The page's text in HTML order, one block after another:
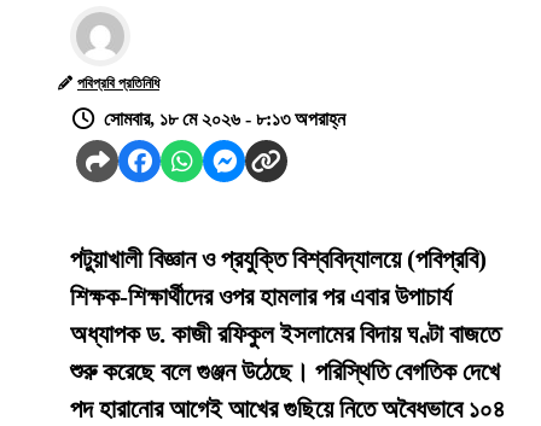
পবিপ্রবি প্রতিনিধি
সোমবার, ১৮ মে ২০২৬ - ৮:১৩ অপরাহ্ন
পটুয়াখালী বিজ্ঞান ও প্রযুক্তি বিশ্ববিদ্যালয়ে (পবিপ্রবি)
শিক্ষক-শিক্ষার্থীদের ওপর হামলার পর এবার উপাচার্য
অধ্যাপক ড. কাজী রফিকুল ইসলামের বিদায় ঘণ্টা বাজতে
শুরু করেছে বলে গুঞ্জন উঠেছে। পরিস্থিতি বেগতিক দেখে
পদ হারানোর আগেই আখের গুছিয়ে নিতে অবৈধভাবে ১০৪